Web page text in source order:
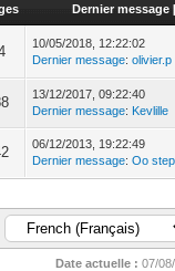
Dernier message
10/05/2018, 12:22:02
Dernier message:olivier.p
13/12/2017, 09:22:40
Dernier message: Kevlille
06/12/2013, 19:22:49
Dernier message:Oo
Date actuelle : 07/